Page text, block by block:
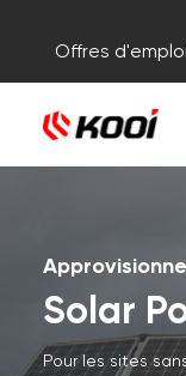
Offres d'emploi
Solar
Pour les sites